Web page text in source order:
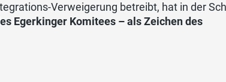
Verweigerung betreibt, hat in der
Egerkinger Komitees – als Zeichen des